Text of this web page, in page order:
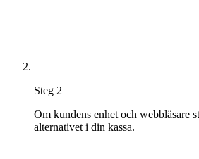
Steg 2
Om kundens enhet och webbläsare
alternativet i din kassa.